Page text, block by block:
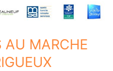
AU MARCHE